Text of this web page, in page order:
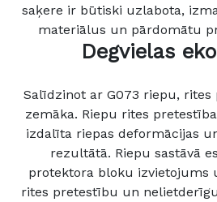
saķere ir būtiski uzlabota,
materiālus un pārdomātu
Degvielas
Salīdzinot ar G073 riepu, rites
zemāka. Riepu rites
izdalīta riepas deformācijas
rezultātā. Riepu sastāvā
protektora bloku izvietojums
rites pretestību un